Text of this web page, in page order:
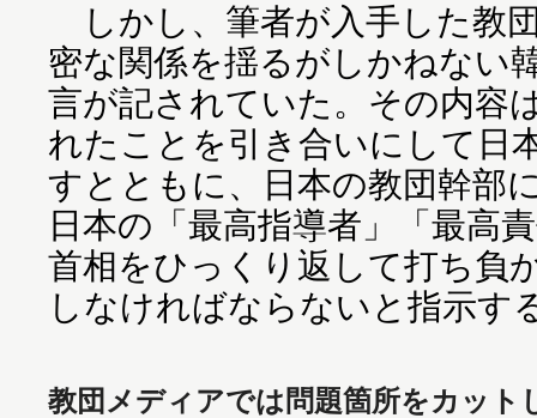
しかし、筆者が入手した教
密な関係を揺るがしかねない
言が記されていた。その内容
れたことを引き合いにして日
すとともに、日本の教団幹部
日本の「最高指導者」「最高
首相をひっくり返して打ち負
しなければならないと指示す
教団メディアでは問題箇所をカット